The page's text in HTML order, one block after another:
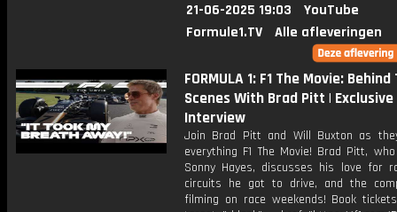
21-06-2025 19:03
YouTube
Formule1.TV
Alle afleveringen
FORMULA 1: F1 The Movie: Behind
Scenes With Brad Pitt | Exclusive
Interview
Join Brad Pitt and Will Buxton as
everything F1 The Movie! Brad Pitt,
Sonny Hayes, discusses his love for
circuits he got to drive, and the
filming on race weekends! Book